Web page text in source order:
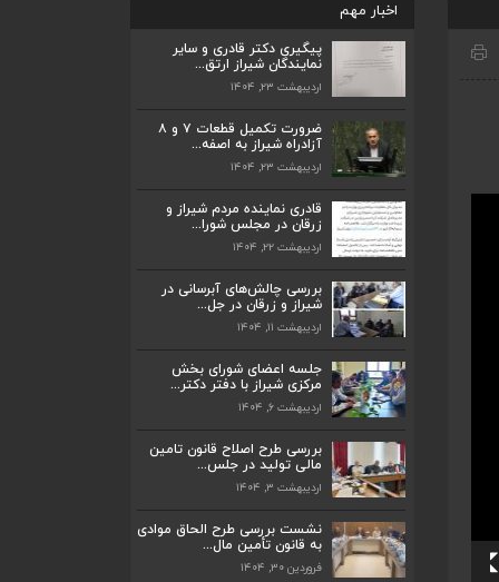
اخبار مهم
پیگیری دکتر قادری و سایر
نمایندگان شیراز ارتق...
اردیبهشت ۲۳, ۱۴۰۴
ضرورت تکمیل قطعات ۷ و ۸
آزادراه شیراز به اصفه...
اردیبهشت ۲۳, ۱۴۰۴
قادری نماینده مردم شیراز و
زرقان در مجلس شورا...
اردیبهشت ۲۲, ۱۴۰۴
بررسی چالش‌های آبرسانی در
شیراز و زرقان در جل...
اردیبهشت ۱۱, ۱۴۰۴
جلسه اعضای شورای بخش
مرکزی شیراز با دفتر دکتر...
اردیبهشت ۶, ۱۴۰۴
بررسی طرح اصلاح قانون تامین
مالی تولید در جلس...
اردیبهشت ۳, ۱۴۰۴
نشست بررسی طرح الحاق موادی
به قانون تأمین مال...
فروردین ۳۰, ۱۴۰۴
به اصفه...
اردیبهشت ۲۳, ۱۴۰۴
قادری نماینده مردم شیراز و زرقان در مجلس
اردیبهشت ۲۲, ۱۴۰۴
بررسی چالش‌های آبرسانی در شیراز و زرقان
اردیبهشت ۱۱, ۱۴۰۴
جلسه اعضای شورای بخش مرکزی شیراز با
اردیبهشت ۶, ۱۴۰۴
پیگیری دکتر قادری و سایر نمایندگان شیراز
اردیبهشت ۲۳, ۱۴۰۴
به اصفه...
اردیبهشت ۲۳, ۱۴۰۴
شورا...
اردیبهشت ۲۲, ۱۴۰۴
ضرورت تکمیل قطعات ۷ و ۸ آزادراه شیراز
به اصفه...
اردیبهشت ۲۳, ۱۴۰۴